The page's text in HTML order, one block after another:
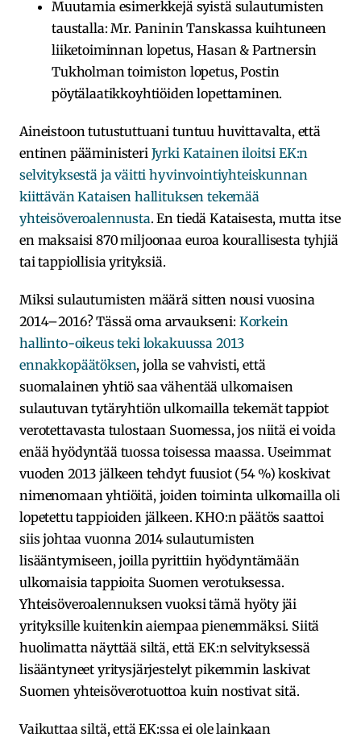
Muutamia esimerkkejä syistä sulautumisten
taustalla: Mr. Paninin Tanskassa kuihtuneen
liiketoiminnan lopetus,Hasan & Partnersin
Tukholman toimiston lopetus, Postin
pöytälaatikkoyhtiöiden lopettaminen.
Aineistoon tutustuttuani tuntuu huvittavalta, että
entinen pääministeri Jyrki Katainen iloitsi EK:n
selvityksestä ja väitti hyvinvointiyhteiskunnan
kiittävän Kataisen hallituksen tekemää
yhteisöveroalennusta. En tiedä Kataisesta, mutta itse
en maksaisi 870 miljoonaa euroa kourallisesta tyhjiä
tai tappiollisia yrityksiä.
Miksi sulautumisten määrä sitten nousi vuosina
2014–2016? Tässä oma arvaukseni: Korkein
hallinto-oikeus teki lokakuussa 2013
ennakkopäätöksen, jolla se vahvisti, että
suomalainen yhtiö saa vähentää ulkomaisen
sulautuvan tytäryhtiön ulkomailla tekemät tappiot
verotettavasta tulostaan Suomessa, jos niitä ei voida
enää hyödyntää tuossa toisessa maassa. Useimmat
vuoden 2013 jälkeen tehdyt fuusiot (54 %) koskivat
nimenomaan yhtiöitä, joiden toiminta ulkomailla oli
lopetettu tappioiden jälkeen. KHO:n päätös saattoi
siis johtaa vuonna 2014 sulautumisten
lisääntymiseen, joilla pyrittiin hyödyntämään
ulkomaisia tappioita Suomen verotuksessa.
Yhteisöveroalennuksen vuoksi tämä hyöty jäi
yrityksille kuitenkin aiempaa pienemmäksi. Siitä
huolimatta näyttää siltä, että EK:n selvityksessä
lisääntyneet yritysjärjestelyt pikemmin laskivat
Suomen yhteisöverotuottoa kuin nostivat sitä.
Vaikuttaa siltä, että EK:ssa ei ole lainkaan